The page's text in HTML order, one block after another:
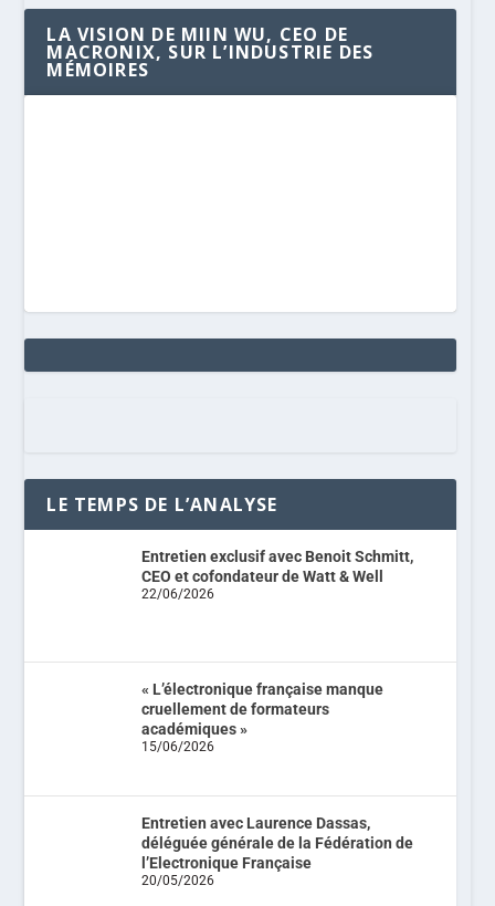
LA VISION DE MIIN WU, CEO DE
MACRONIX, SUR L’INDUSTRIE DES
MÉMOIRES
LE TEMPS DE L’ANALYSE
Entretien exclusif avec Benoit Schmitt,
CEO et cofondateur de Watt & Well
22/06/2026
« L’électronique française manque
cruellement de formateurs
académiques »
15/06/2026
Entretien avec Laurence Dassas,
déléguée générale de la Fédération de
l’Electronique Française
20/05/2026